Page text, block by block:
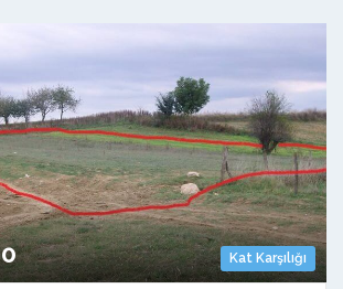
Kat Karşılığı